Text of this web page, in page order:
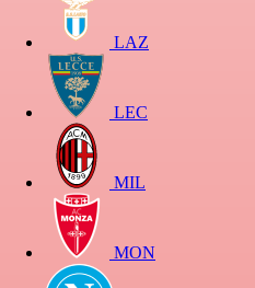
LAZ
LEC
MIL
MON